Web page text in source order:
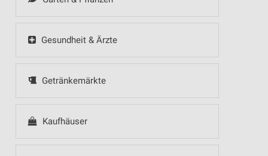
Gesundheit & Ärzte
Getränkemärkte
Kaufhäuser